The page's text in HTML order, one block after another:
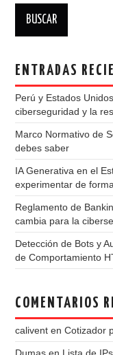
ENTRADAS
Perú y Estados
ciberseguridad y la
Marco Normativo de
debes saber
IA Generativa en el
experimentar de
Reglamento de
cambia para la
Detección de Bots y
de Comportamiento
COMENTARIOS
calivent enCotizador